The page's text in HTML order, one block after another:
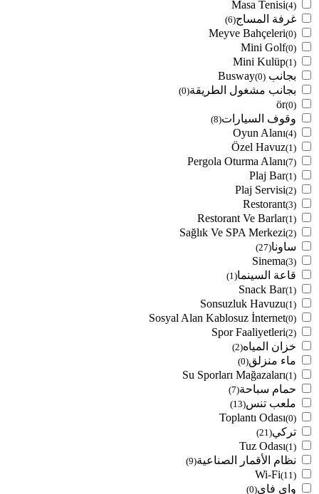
Masa Tenisi(4)
غرفة المساج(6)
Meyve Bahçeleri(0)
Mini Golf(0)
Mini Kulüp(1)
بجانب Busway (0)
بجانب مشغول الطريقة(0)
ör(0)
وقوف السيارات(8)
Oyun Alanı(4)
Özel Havuz(1)
Pergola Oturma Alanı(7)
Plaj Bar(1)
Plaj Servisi(2)
Restorant(3)
Restorant Ve Barlar(1)
Sağlık Ve SPA Merkezi(2)
ساونا(27)
Sinema(3)
قاعة السينما(1)
Snack Bar(1)
Sonsuzluk Havuzu(1)
Sosyal Alan Kablosuz İnternet(0)
Spor Faaliyetleri(2)
خزان المياه(2)
ماء منزلق(0)
Su Sporları Mağazaları(1)
حمام سباحة(7)
ملعب تنس(13)
Toplantı Odası(0)
تركي(21)
Tuz Odası(1)
نظام الأقمار الصناعية(9)
Wi-Fi(11)
واي فاي(0)